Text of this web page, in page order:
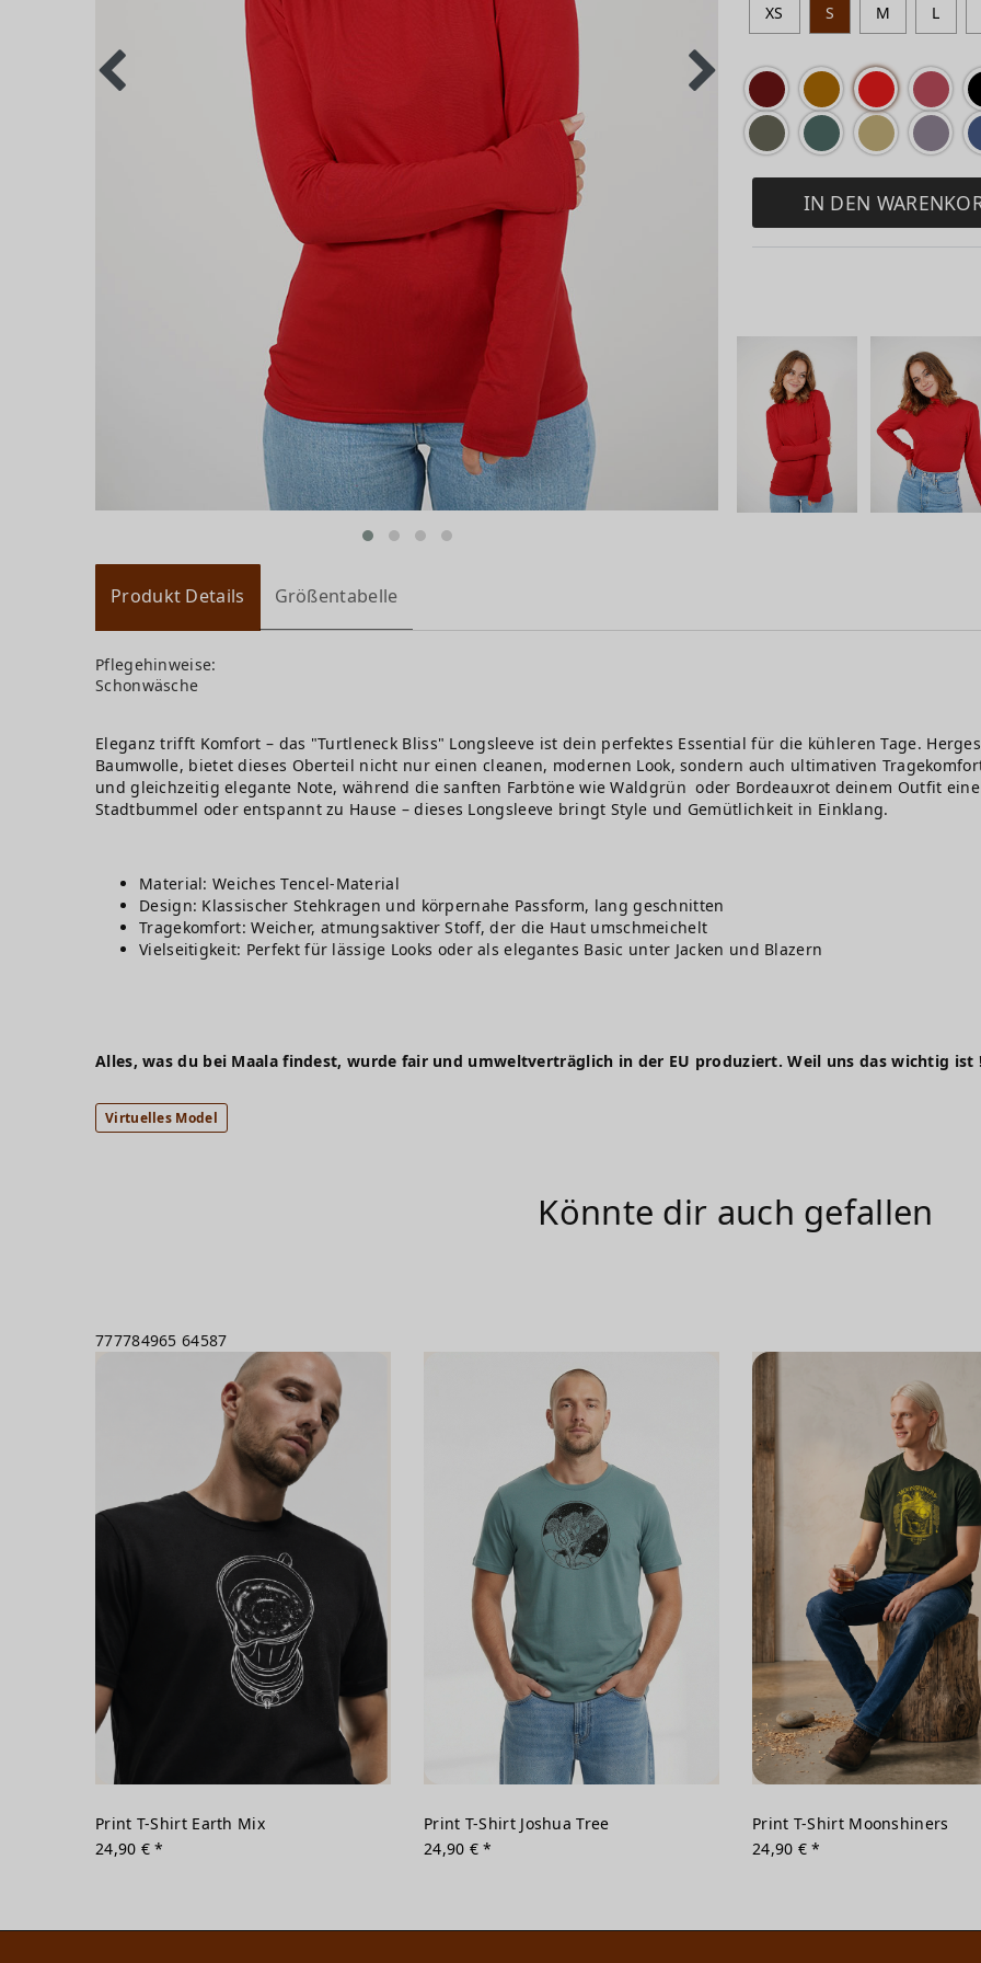
XS S M L
IN DEN
Produkt Details Größentabelle
Pflegehinweise:
Schonwäsche
Eleganz trifft Komfort – das "Turtleneck Bliss" Longsleeve ist dein perfektes Essential für die kühleren Tage.
Baumwolle, bietet dieses Oberteil nicht nur einen cleanen, modernen Look, sondern auch ultimativen
und gleichzeitig elegante Note, während die sanften Farbtöne wie Waldgrün oder Bordeauxrot deinem Outfit
Stadtbummel oder entspannt zu Hause – dieses Longsleeve bringt Style und Gemütlichkeit in Einklang.
Material: Weiches Tencel-Material
Design: Klassischer Stehkragen und körpernahe Passform, lang geschnitten
Tragekomfort: Weicher, atmungsaktiver Stoff, der die Haut umschmeichelt
Vielseitigkeit: Perfekt für lässige Looks oder als elegantes Basic unter Jacken und Blazern
Alles, was du bei Maala findest, wurde fair und umweltverträglich in der EU produziert. Weil uns das wichtig ist
Virtuelles Model
Könnte dir auch gefallen
777784965 64587
Print T-Shirt Earth Mix
24,90 € *
Print T-Shirt Joshua Tree
24,90 € *
Print T-Shirt Moonshiners
24,90 € *